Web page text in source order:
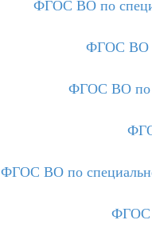
ФГОС ВО по
ФГОС ВО
ФГОС ВО по
ФГОС ВО по
ФГОС